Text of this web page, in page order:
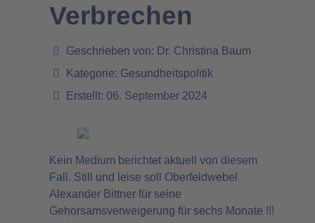
Verbrechen
Geschrieben von: Dr. Christina Baum
Kategorie: Gesundheitspolitik
Erstellt: 06. September 2024
Kein Medium berichtet aktuell von diesem
Fall. Still und leise soll Oberfeldwebel
Alexander Bittner für seine
Gehorsamsverweigerung für sechs Monate !!!